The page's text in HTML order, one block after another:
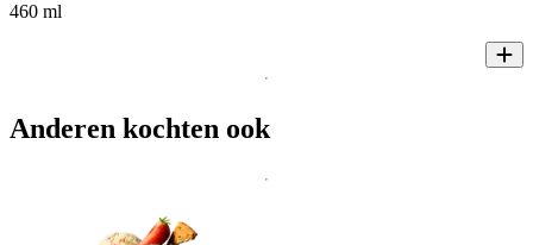
460 ml
Anderen kochten ook